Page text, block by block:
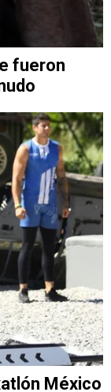
fueron
México